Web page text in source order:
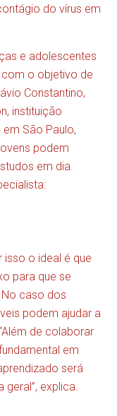
do vírus em
e adolescentes
o objetivo de
Constantino,
instituição
São Paulo,
podem
em dia.
isso o ideal é que
para que se
caso dos
podem ajudar a
de colaborar
em
será
explica.